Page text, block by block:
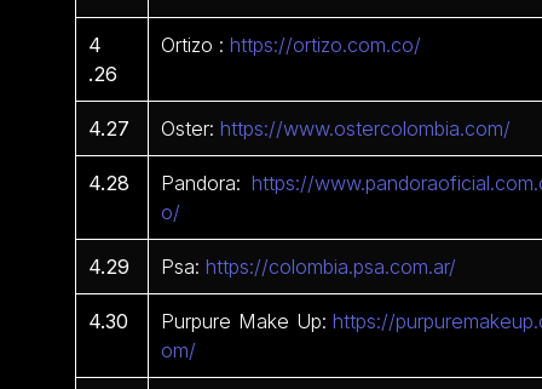
4
.26
Ortizo :https://ortizo.com.co/
4.27 Oster:https://www.ostercolombia.com/
4.28 Pandora:https://
o/
4.29 Psa:https://colombia.psa.com.ar/
4.30 Purpure Make Up:https://
om/